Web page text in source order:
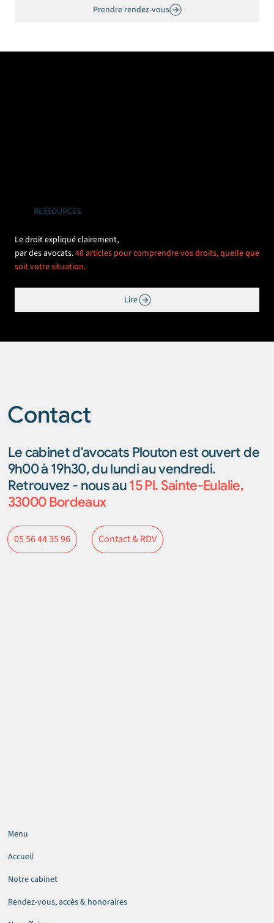
Prendre rendez-vous
RESSOURCES
Le droit expliqué clairement,
par des avocats.48 articles pour comprendre vos droits, quelle que
soit votre situation.
Lire
Menu
Accueil
Notre cabinet
Rendez-vous, accès & honoraires
Contact & RDV
Le cabinet d'avocats Plouton est ouvert de
9h00 à 19h30, du lundi au vendredi.
Retrouvez - nous au15 Pl. Sainte-Eulalie,
33000 Bordeaux
Contact